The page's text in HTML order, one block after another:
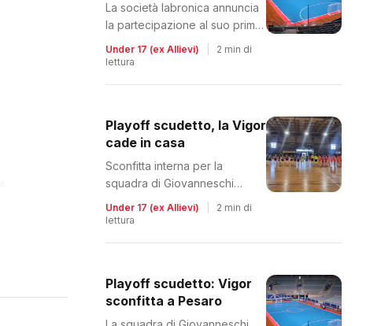
La società labronica annuncia
la partecipazione al suo primo
Under 17 (ex Allievi)
2 min di
lettura
Playoff scudetto, la Vigor
cade in casa
Sconfitta interna per la
squadra di Giovanneschi
Under 17 (ex Allievi)
2 min di
lettura
Playoff scudetto: Vigor
sconfitta a Pesaro